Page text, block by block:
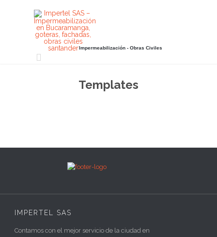
Impermeabilización - Obras Civiles

Templates
IMPERTEL SAS
Contamos con el mejor servicio de la ciudad en